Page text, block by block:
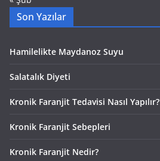
Son Yazılar
Hamilelikte Maydanoz Suyu
Salatalık Diyeti
Kronik Faranjit Tedavisi Nasıl Yapılır?
Kronik Faranjit Sebepleri
Kronik Faranjit Nedir?